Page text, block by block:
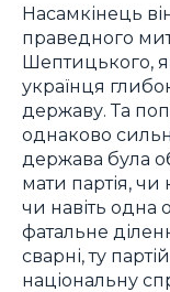
Насамкінець
праведного
Шептицького,
українця
державу. Та
однаково
держава була
мати партія, чи
чи навіть одна
фатальне
сварні, ту
національну